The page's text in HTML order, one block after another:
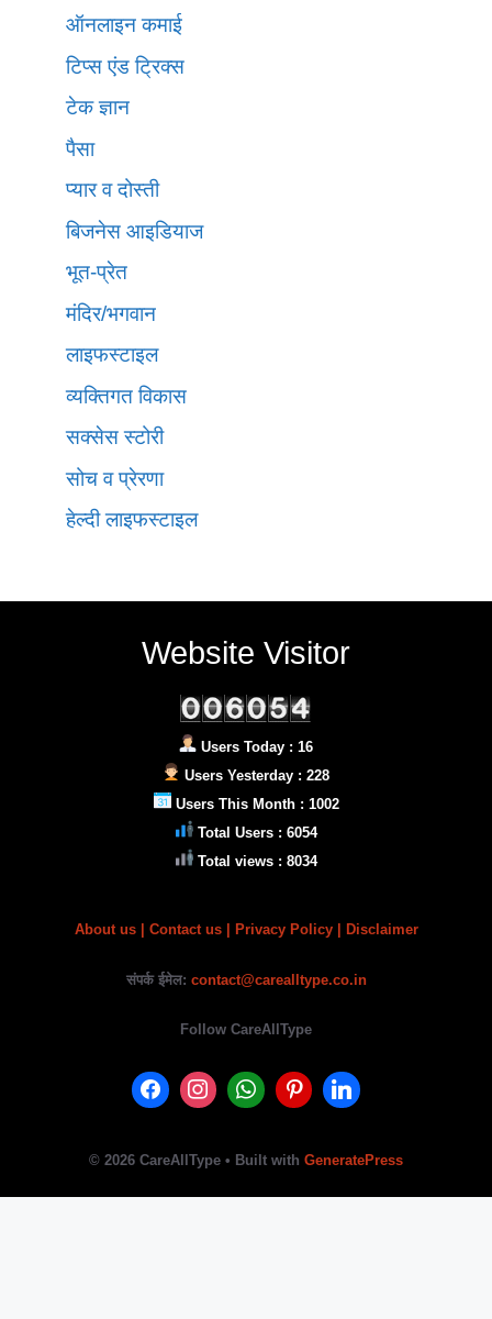
ऑनलाइन कमाई
टिप्स एंड ट्रिक्स
टेक ज्ञान
पैसा
प्यार व दोस्ती
बिजनेस आइडियाज
भूत-प्रेत
मंदिर/भगवान
लाइफस्टाइल
व्यक्तिगत विकास
सक्सेस स्टोरी
सोच व प्रेरणा
हेल्दी लाइफस्टाइल
Website Visitor
Users Today : 16
Users Yesterday : 228
Users This Month : 1002
Total Users : 6054
Total views : 8034
About us Contact us | Privacy Policy | Disclaimer
संपर्क ईमेल: contact@carealltype.co.in
Follow CareAllType
© 2026 CareAllType • Built with GeneratePress